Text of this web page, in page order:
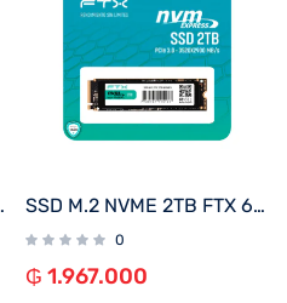
KF560C36BBE-32 SSD M.2 NVME 2TB FTX 6000/5000 115168 PCIE 4.0
0
₲ 1.967.000